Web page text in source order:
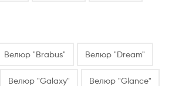
Велюр "Brabus" Велюр "Dream"
Велюр "Galaxy" Велюр "Glance"